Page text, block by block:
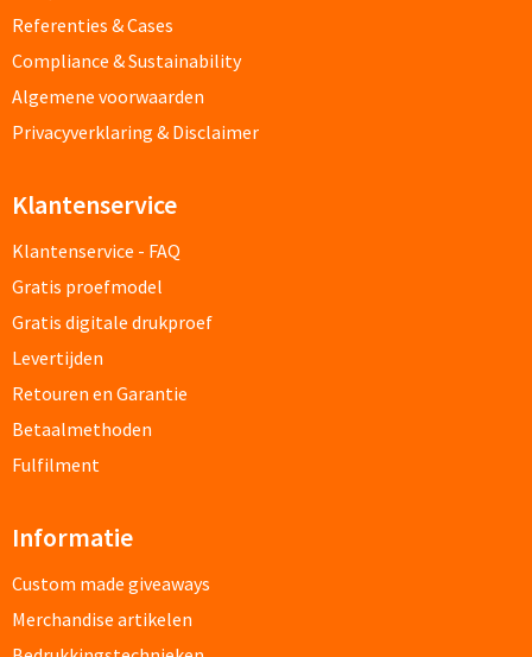
Bodywarmers & Jassen
Bodywarmers bedrukken
Fleece jassen bedrukken
Jassen bedrukken
Sport T-shirts bedrukken
Sportshorts bedrukken
Training- & Joggingbroeken bedrukken
Golfkleding bedrukken
Alle sportkleding
Referenties & Cases
Compliance & Sustainability
Algemene voorwaarden
Privacyverklaring & Disclaimer
Klantenservice
Klantenservice - FAQ
Gratis proefmodel
Gratis digitale drukproef
Levertijden
Retouren en Garantie
Betaalmethoden
Fulfilment
Informatie
Custom made giveaways
Merchandise artikelen